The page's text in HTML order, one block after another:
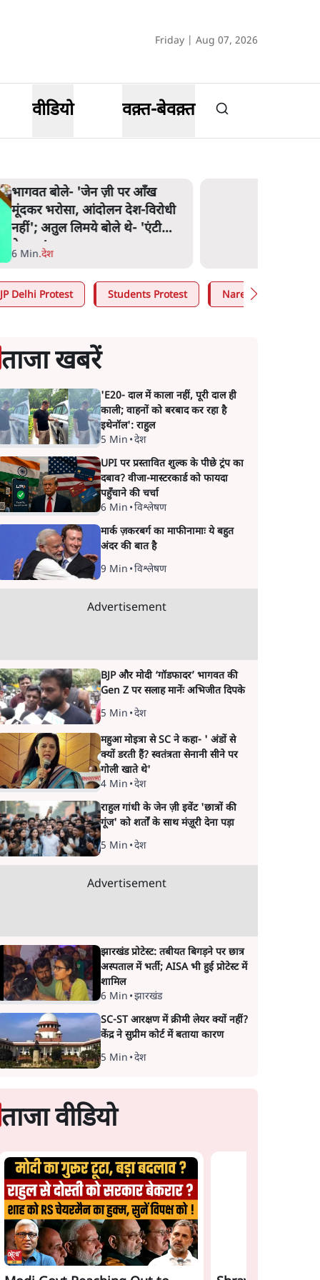
Friday | Aug 07, 2026
वीडियो वक़्त-बेवक़्त
भागवत बोले- 'जेन ज़ी पर आँख
मूंदकर भरोसा, आंदोलन देश-विरोधी
नहीं'; अतुल लिमये बोले थे- 'एंटी
नेशनल'
6 Min.देश
Delhi Protest Students Protest Narendra Modi
ताजा खबरें
'E20- दाल में काला नहीं, पूरी दाल ही
काली; वाहनों को बरबाद कर रहा है
इथेनॉल': राहुल
5 Min •देश
UPI पर प्रस्तावित शुल्क के पीछे ट्रंप का
दबाव? वीजा-मास्टरकार्ड को फायदा
पहुँचाने की चर्चा
6 Min •विश्लेषण
मार्क ज़करबर्ग का माफीनामाः ये बहुत
अंदर की बात है
9 Min •विश्लेषण
Advertisement
BJP और मोदी ‘गॉडफादर’ भागवत की
Gen Z पर सलाह मानेंः अभिजीत दिपके
5 Min •देश
महुआ मोइत्रा से SC ने कहा- ' अंडों से
क्यों डरती हैं? स्वतंत्रता सेनानी सीने पर
गोली खाते थे'
4 Min •देश
राहुल गांधी के जेन ज़ी इवेंट 'छात्रों की
गूंज' को शर्तों के साथ मंज़ूरी देना पड़ा
5 Min •देश
Advertisement
झारखंड प्रोटेस्ट: तबीयत बिगड़ने पर छात्र
अस्पताल में भर्ती; AISA भी हुई प्रोटेस्ट में
शामिल
6 Min •झारखंड
SC-ST आरक्षण में क्रीमी लेयर क्यों नहीं?
केंद्र ने सुप्रीम कोर्ट में बताया कारण
5 Min •देश
ताजा वीडियो